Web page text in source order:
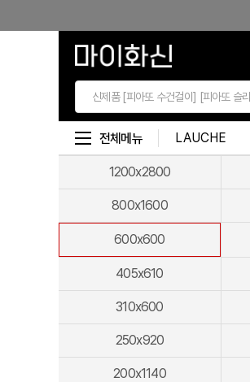
전체메뉴 LAUCHE
1200x2800
800x1600
600x600
405x610
310x600
250x920
200x1140